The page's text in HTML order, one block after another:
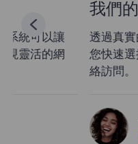
我們的客戶怎
透過真實的住宅代理
您快速選擇國家、省